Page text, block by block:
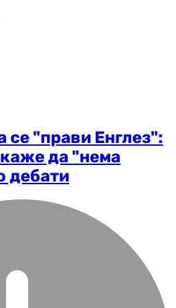
се "прави Енглез":
да "нема
дебати